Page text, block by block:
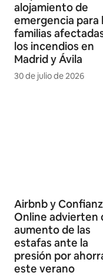
alojamiento de
emergencia para
familias
los incendios en
Madrid y Ávila
30 de julio de 2026
Airbnb y
Online advierten
aumento de las
estafas ante la
presión por
este verano